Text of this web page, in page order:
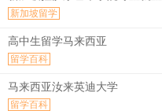
新加坡留学
高中生留学马来西亚
留学百科
马来西亚汝来英迪大学
留学百科